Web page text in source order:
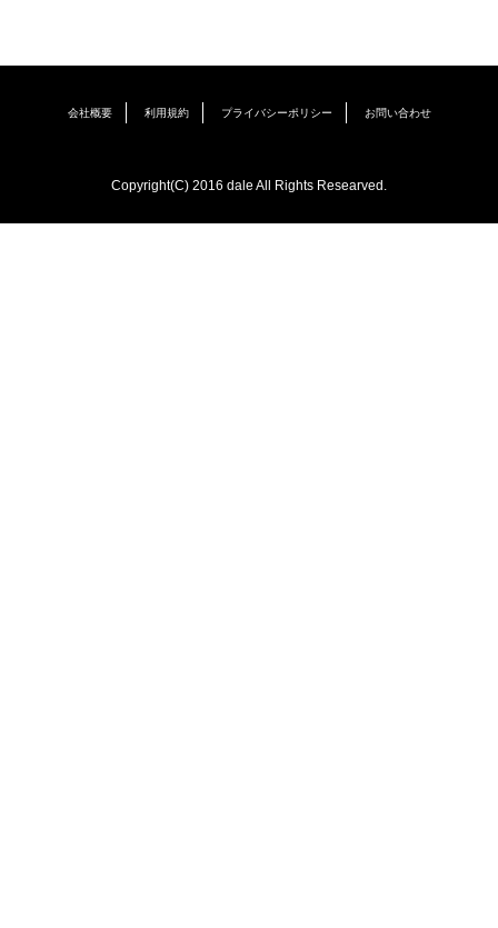
会社概要 利用規約 プライバシーポリシー お問い合わせ
Copyright(C) 2016 dale All Rights Researved.